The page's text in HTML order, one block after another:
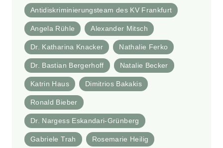
Antidiskriminierungsteam des KV Frankfurt
Angela Rühle Alexander Mitsch
Dr. Katharina Knacker Nathalie Ferko
Dr. Bastian Bergerhoff Natalie Becker
Katrin Haus Dimitrios Bakakis
Ronald Bieber
Dr. Nargess Eskandari-Grünberg
Gabriele Trah Rosemarie Heilig